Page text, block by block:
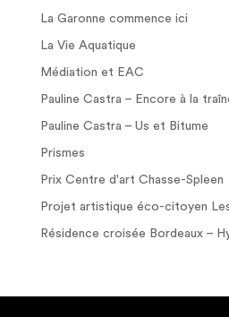
La Garonne commence ici
La Vie Aquatique
Médiation et EAC
Pauline Castra – Encore à la
Pauline Castra – Us et Bitume
Prismes
Prix Centre d'art Chasse-Spleen
Projet artistique éco-citoyen
Résidence croisée Bordeaux –